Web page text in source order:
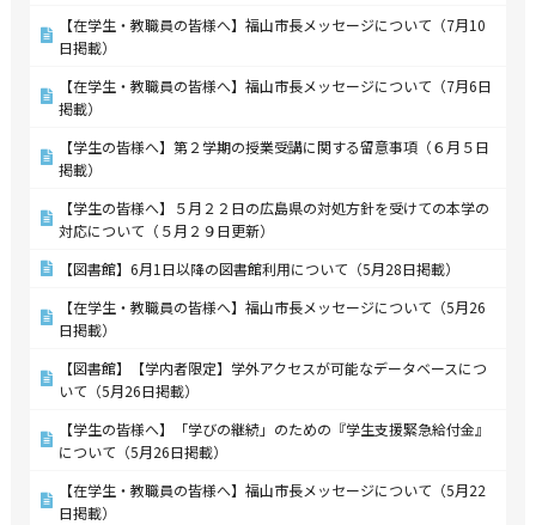
【在学生・教職員の皆様へ】福山市長メッセージについて（7月10
日掲載）
【在学生・教職員の皆様へ】福山市長メッセージについて（7月6日
掲載）
【学生の皆様へ】第２学期の授業受講に関する留意事項（６月５日
掲載）
【学生の皆様へ】５月２２日の広島県の対処方針を受けての本学の
対応について（５月２９日更新）
【図書館】6月1日以降の図書館利用について（5月28日掲載）
【在学生・教職員の皆様へ】福山市長メッセージについて（5月26
日掲載）
【図書館】【学内者限定】学外アクセスが可能なデータベースにつ
いて（5月26日掲載）
【学生の皆様へ】「学びの継続」のための『学生支援緊急給付金』
について（5月26日掲載）
【在学生・教職員の皆様へ】福山市長メッセージについて（5月22
日掲載）